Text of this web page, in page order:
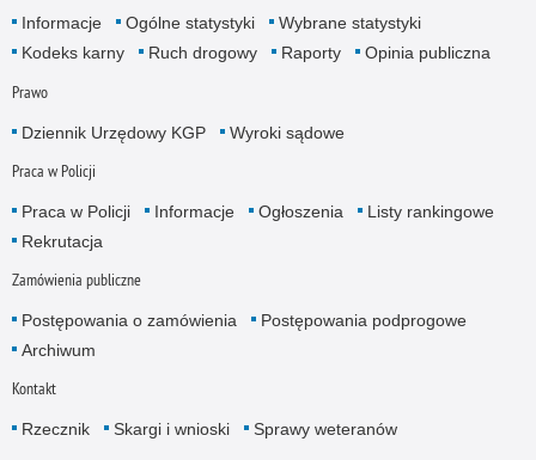
Informacje Ogólne statystyki
Wybrane statystyki
Kodeks karny
Ruch drogowy Raporty Opinia publiczna
Prawo
Dziennik Urzędowy KGP Wyroki sądowe
Praca w Policji
Praca w Policji Informacje Ogłoszenia
Listy rankingowe
Rekrutacja
Zamówienia publiczne
Postępowania o zamówienia
Postępowania podprogowe
Archiwum
Kontakt
Rzecznik Skargi i wnioski Sprawy weteranów